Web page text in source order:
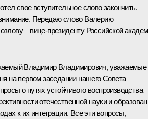
свое вступительное слово закончить.
Передаю слово Валерию
– вице-президенту Российской
Владимир Владимирович, уважаемые
на первом заседании нашего Совета
о путях устойчивого воспроизводства
отечественной науки и
к их интеграции. Все эти вопросы,